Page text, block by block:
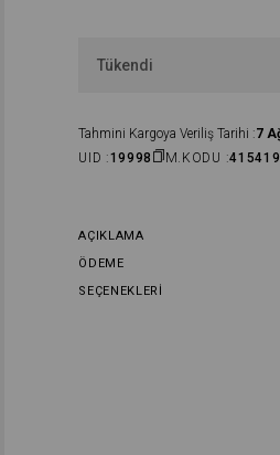
Tükendi
Tahmini Kargoya Veriliş Tarihi :7
UID :19998 M.KODU :
AÇIKLAMA
ÖDEME
SEÇENEKLERI